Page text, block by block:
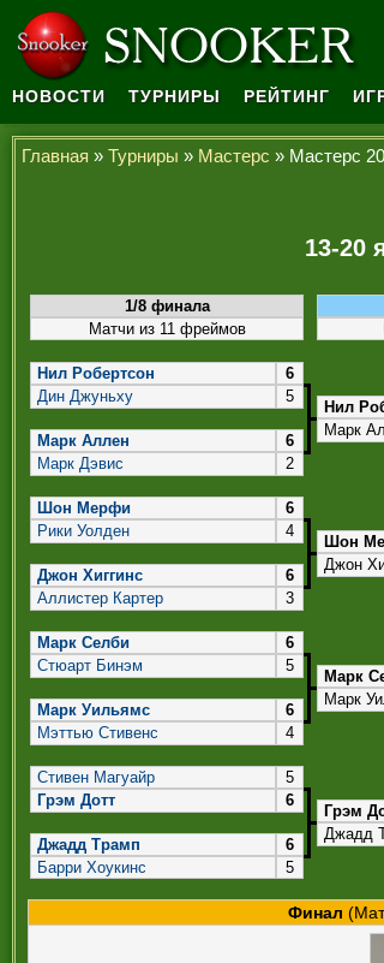
НОВОСТИ ТУРНИРЫ РЕЙТИНГ
Главная » Турниры » Мастерс » Мастерс
13-20
1/8 финала
Матчи из 11 фреймов
Нил Робертсон
6
Дин Джуньху
5
Нил
Марк
Марк Аллен
6
Марк Дэвис
2
Шон Мерфи
6
Рики Уолден
4
Шон
Джон
Джон Хиггинс
6
Аллистер Картер
3
Марк Селби
6
Стюарт Бинэм
5
Марк
Марк
Марк Уильямс
6
Мэттью Стивенс
4
Стивен Магуайр
5
Грэм Дотт
6
Грэм
Джадд
Джадд Трамп
6
Барри Хоукинс
5
Финал